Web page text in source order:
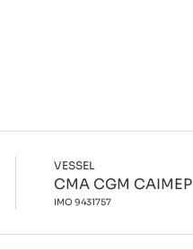
VESSEL
CMA CGM CAIMEP
IMO 9431757